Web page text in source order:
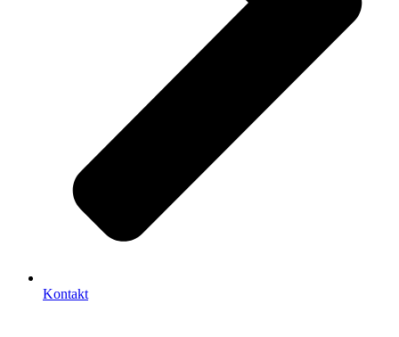
Kontakt